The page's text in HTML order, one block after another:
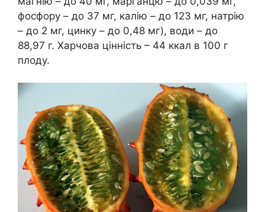
фосфору – до 37 мг, калію – до 123 мг, натрію
– до 2 мг, цинку – до 0,48 мг), води – до
88,97 г. Харчова цінність – 44 ккал в 100 г
плоду.